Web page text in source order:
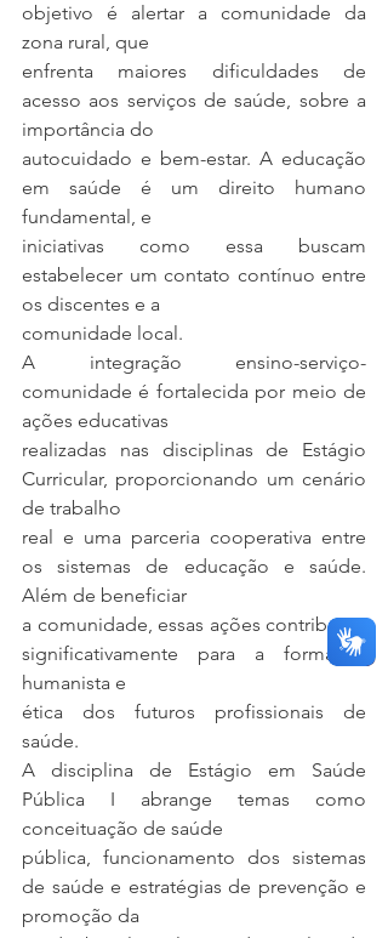
objetivo é alertar a comunidade da
zona rural, que
enfrenta maiores dificuldades de
acesso aos serviços de saúde, sobre a
importância do
autocuidado e bem-estar. A educação
em saúde é um direito humano
fundamental, e
iniciativas como essa buscam
estabelecer um contato contínuo entre
os discentes e a
comunidade local.
A integração ensino-serviço-
comunidade é fortalecida por meio de
ações educativas
realizadas nas disciplinas de Estágio
Curricular, proporcionando um cenário
de trabalho
real e uma parceria cooperativa entre
os sistemas de educação e saúde.
Além de beneficiar
a comunidade, essas ações contribuem
significativamente para a formação
humanista e
ética dos futuros profissionais de
saúde.
A disciplina de Estágio em Saúde
Pública I abrange temas como
conceituação de saúde
pública, funcionamento dos sistemas
de saúde e estratégias de prevenção e
promoção da